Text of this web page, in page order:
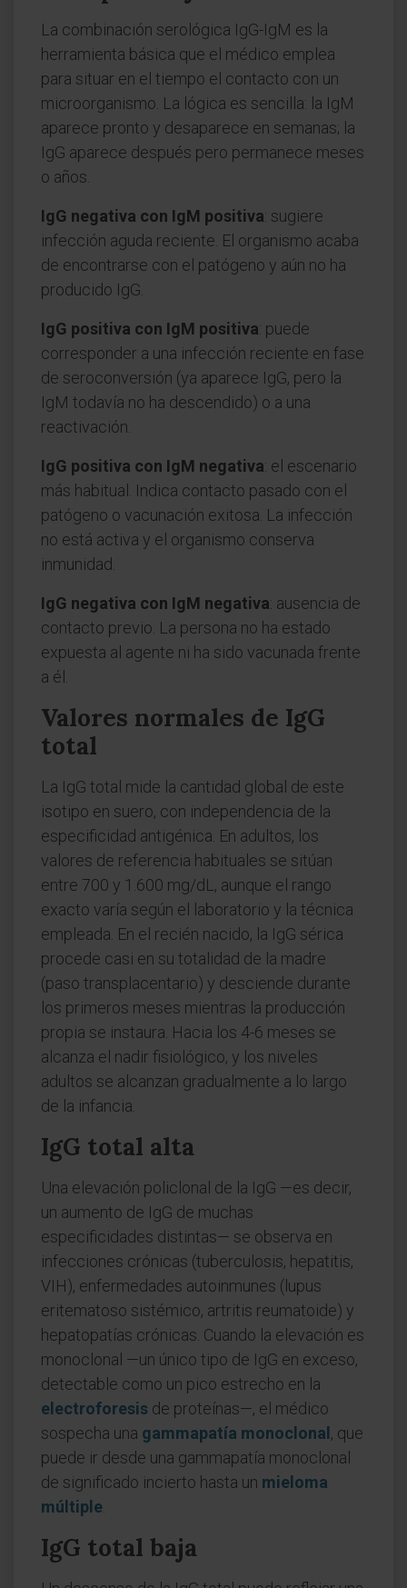
La combinación serológica IgG-IgM es la
herramienta básica que el médico emplea
para situar en el tiempo el contacto con un
microorganismo. La lógica es sencilla: la IgM
aparece pronto y desaparece en semanas; la
IgG aparece después pero permanece meses
o años.
IgG negativa con IgM positiva: sugiere
infección aguda reciente. El organismo acaba
de encontrarse con el patógeno y aún no ha
producido IgG.
IgG positiva con IgM positiva: puede
corresponder a una infección reciente en fase
de seroconversión (ya aparece IgG, pero la
IgM todavía no ha descendido) o a una
reactivación.
IgG positiva con IgM negativa: el escenario
más habitual. Indica contacto pasado con el
patógeno o vacunación exitosa. La infección
no está activa y el organismo conserva
inmunidad.
IgG negativa con IgM negativa: ausencia de
contacto previo. La persona no ha estado
expuesta al agente ni ha sido vacunada frente
a él.
Valores normales de IgG
total
La IgG total mide la cantidad global de este
isotipo en suero, con independencia de la
especificidad antigénica. En adultos, los
valores de referencia habituales se sitúan
entre 700 y 1.600 mg/dL, aunque el rango
exacto varía según el laboratorio y la técnica
empleada. En el recién nacido, la IgG sérica
procede casi en su totalidad de la madre
(paso transplacentario) y desciende durante
los primeros meses mientras la producción
propia se instaura. Hacia los 4-6 meses se
alcanza el nadir fisiológico, y los niveles
adultos se alcanzan gradualmente a lo largo
de la infancia.
IgG total alta
Una elevación policlonal de la IgG —es decir,
un aumento de IgG de muchas
especificidades distintas— se observa en
infecciones crónicas (tuberculosis, hepatitis,
VIH), enfermedades autoinmunes (lupus
eritematoso sistémico, artritis reumatoide) y
hepatopatías crónicas. Cuando la elevación es
monoclonal —un único tipo de IgG en exceso,
detectable como un pico estrecho en la
electroforesis de proteínas—, el médico
sospecha una gammapatía monoclonal, que
puede ir desde una gammapatía monoclonal
de significado incierto hasta un mieloma
múltiple
IgG total baja